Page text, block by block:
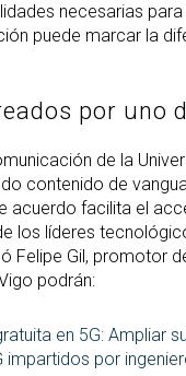
necesarias
puede marcar la
por uno
de la
contenido de
acuerdo facilita el
los líderes
Felipe Gil, promotor
podrán:
en 5G: Ampliar
por